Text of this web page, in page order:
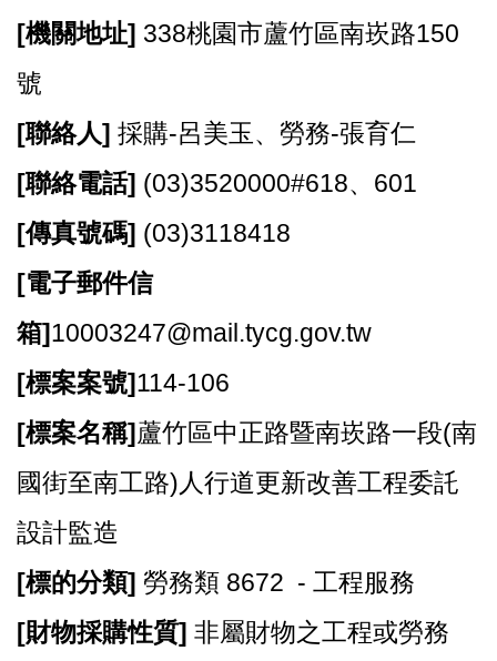
便
民
資
訊
機
關
通
訊
錄
相
關
資
料
回
首
頁
網
站
導
覽
市
[機關地址] 338桃園市蘆竹區南崁路150
號
[聯絡人] 採購-呂美玉、勞務-張育仁
[聯絡電話] (03)3520000#618、601
[傳真號碼] (03)3118418
[電子郵件信
箱]10003247@mail.tycg.gov.tw
[標案案號]114-106
[標案名稱]蘆竹區中正路暨南崁路一段(南
國街至南工路)人行道更新改善工程委託
設計監造
[標的分類] 勞務類 8672 - 工程服務
[財物採購性質] 非屬財物之工程或勞務